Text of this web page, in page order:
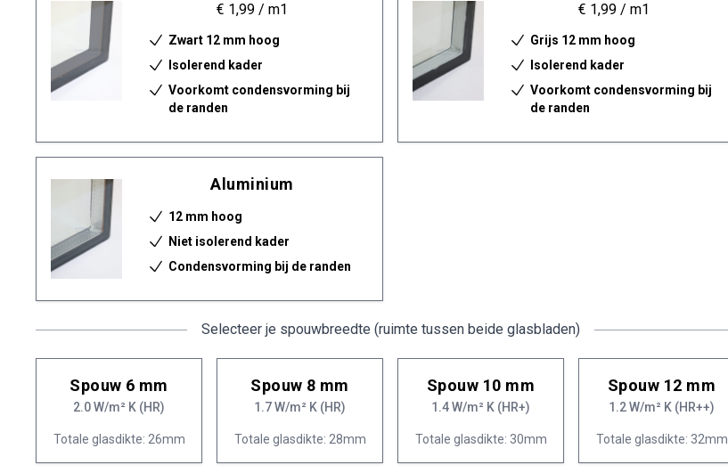
€ 1,99 / m1
Zwart 12 mm hoog
Isolerend kader
Voorkomt condensvorming bij
de randen
€ 1,99 / m1
Grijs 12 mm hoog
Isolerend kader
Voorkomt condensvorming bij
de randen
Aluminium
12 mm hoog
Niet isolerend kader
Condensvorming bij de randen
Selecteer je spouwbreedte (ruimte tussen beide glasbladen)
Spouw 6 mm
2.0 W/m² K (HR)
Totale glasdikte: 26mm
Spouw 8 mm
1.7 W/m² K (HR)
Totale glasdikte: 28mm
Spouw 10 mm
1.4 W/m² K (HR+)
Totale glasdikte: 30mm
Spouw 12 mm
1.2 W/m² K (HR++)
Totale glasdikte: 32mm